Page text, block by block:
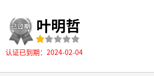
叶明哲
认证已到期：2024-02-04